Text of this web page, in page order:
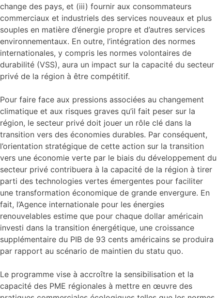
change des pays, et (iii) fournir aux consommateurs
commerciaux et industriels des services nouveaux et plus
souples en matière d’énergie propre et d’autres services
environnementaux. En outre, l’intégration des normes
internationales, y compris les normes volontaires de
durabilité (VSS), aura un impact sur la capacité du secteur
privé de la région à être compétitif.
Pour faire face aux pressions associées au changement
climatique et aux risques graves qu’il fait peser sur la
région, le secteur privé doit jouer un rôle clé dans la
transition vers des économies durables. Par conséquent,
l’orientation stratégique de cette action sur la transition
vers une économie verte par le biais du développement du
secteur privé contribuera à la capacité de la région à tirer
parti des technologies vertes émergentes pour faciliter
une transformation économique de grande envergure. En
fait, l’Agence internationale pour les énergies
renouvelables estime que pour chaque dollar américain
investi dans la transition énergétique, une croissance
supplémentaire du PIB de 93 cents américains se produira
par rapport au scénario de maintien du statu quo.
Le programme vise à accroître la sensibilisation et la
capacité des PME régionales à mettre en œuvre des